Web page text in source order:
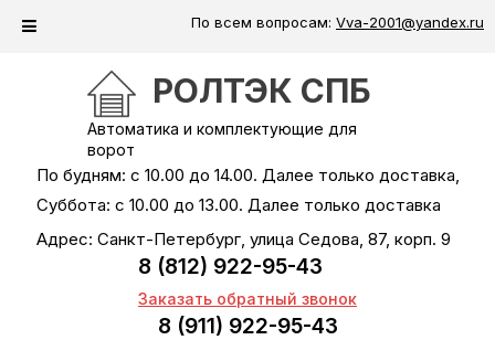
По всем вопросам: Vva-2001@yandex.ru
РОЛТЭК СПБ
Автоматика и комплектующие для
ворот
По будням: с 10.00 до 14.00. Далее только доставка,
Суббота: с 10.00 до 13.00. Далее только доставка
Адрес: Санкт-Петербург, улица Седова, 87, корп. 9
8 (812) 922-95-43
Заказать обратный звонок
8 (911) 922-95-43